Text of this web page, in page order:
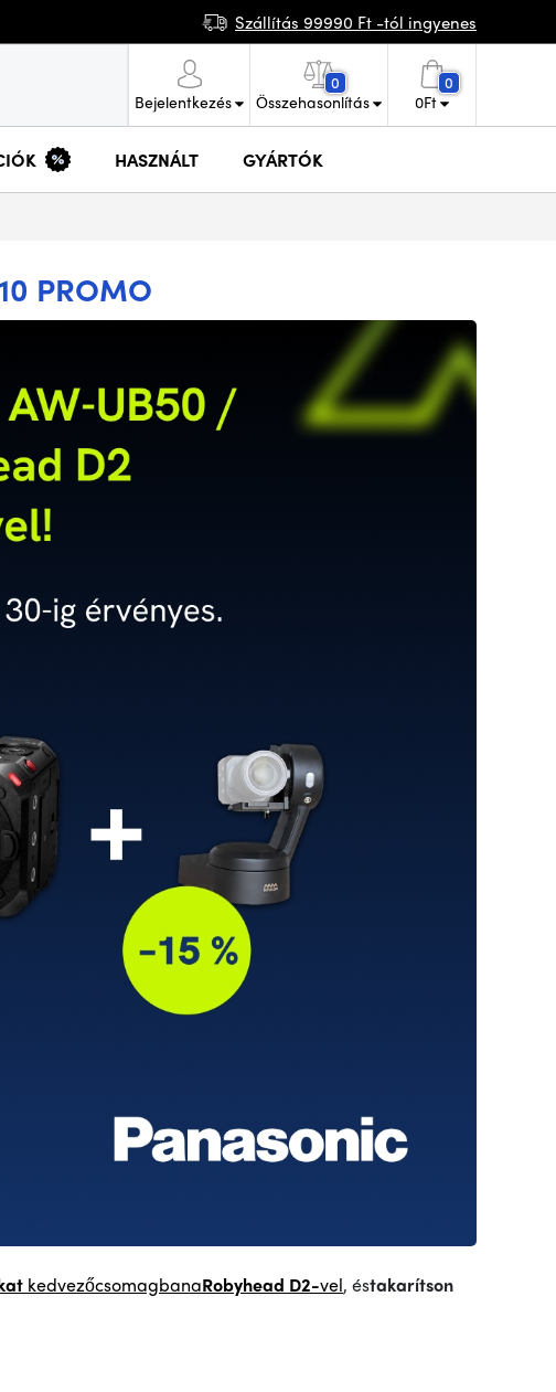
Szállítás 99990 Ft -tól ingyenes
Bejelentkezés
0
Összehasonlítás
0
0Ft
HASZNÁLT GYÁRTÓK
PROMO
kedvezőcsomagbanaRobyhead D2-vel, éstakarítson